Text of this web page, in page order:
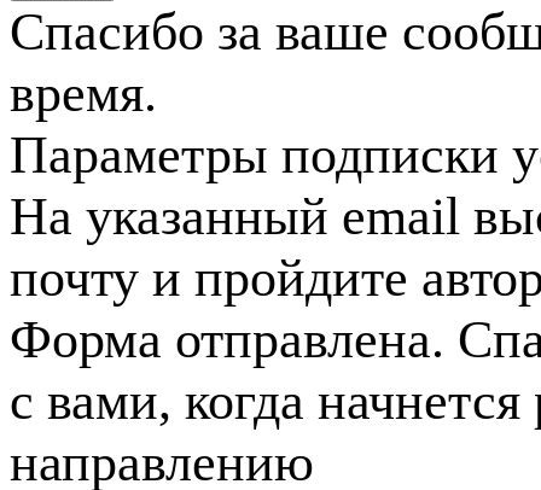
Спасибо за ваше
время.
Параметры подписки
На указанный email
почту и пройдите
Форма отправлена.
с вами, когда
направлению